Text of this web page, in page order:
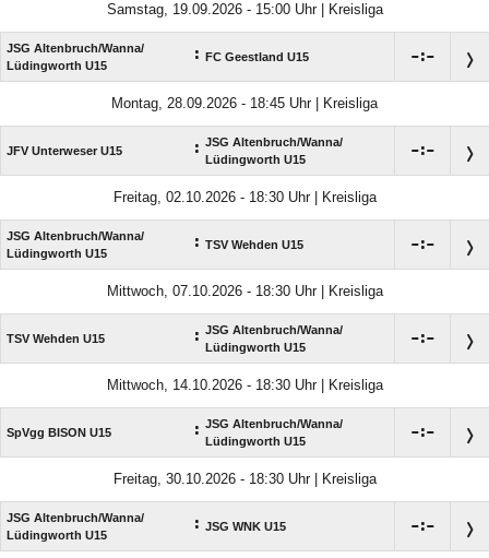
Samstag, 19.09.2026 - 15:00 Uhr | Kreisliga
JSG Altenbruch/​Wanna/​
Lüdingworth U15
: FC Geestland U15 :
Montag, 28.09.2026 - 18:45 Uhr | Kreisliga
JFV Unterweser U15 : JSG Altenbruch/​Wanna/​
Lüdingworth U15
:
Freitag, 02.10.2026 - 18:30 Uhr | Kreisliga
JSG Altenbruch/​Wanna/​
Lüdingworth U15
: TSV Wehden U15 :
Mittwoch, 07.10.2026 - 18:30 Uhr | Kreisliga
TSV Wehden U15 : JSG Altenbruch/​Wanna/​
Lüdingworth U15
:
Mittwoch, 14.10.2026 - 18:30 Uhr | Kreisliga
SpVgg BISON U15 : JSG Altenbruch/​Wanna/​
Lüdingworth U15
:
Freitag, 30.10.2026 - 18:30 Uhr | Kreisliga
JSG Altenbruch/​Wanna/​
Lüdingworth U15
: JSG WNK U15 :